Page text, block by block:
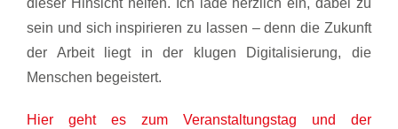
dieser Hinsicht helfen. Ich lade herzlich ein, dabei zu
sein und sich inspirieren zu lassen – denn die Zukunft
der Arbeit liegt in der klugen Digitalisierung, die
Menschen begeistert.
Hier geht es zum Veranstaltungstag und der